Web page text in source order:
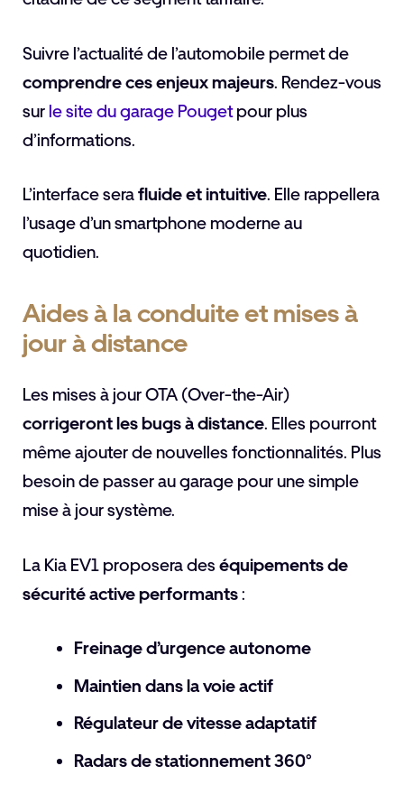
Suivre l’actualité de l’automobile permet de
comprendre ces enjeux majeurs. Rendez-vous
sur le site du garage Pougetpour plus
d’informations.
L’interface serafluide et intuitive. Elle rappellera
l’usage d’un smartphone moderne au
quotidien.
Aides à la conduite et mises à
jour à distance
Les mises à jour OTA (Over-the-Air)
corrigeront les bugs à distance. Elles pourront
même ajouter de nouvelles fonctionnalités. Plus
besoin de passer au garage pour une simple
mise à jour système.
La Kia EV1 proposera des équipements de
sécurité active performants:
Freinage d’urgence autonome
Maintien dans la voie actif
Régulateur de vitesse adaptatif
Radars de stationnement 360°